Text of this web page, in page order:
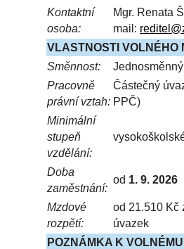
Kontaktní
osoba:
Mgr. Renata
mail: reditel@
VLASTNOSTI VOLNÉHO
Směnnost:
Pracovně
právní vztah:
Částečný
PPČ)
Minimální
stupeň
vzdělání:
Doba
zaměstnání:
od 1. 9. 2026
Mzdové
rozpětí:
od 21.510 Kč
úvazek
POZNÁMKA K